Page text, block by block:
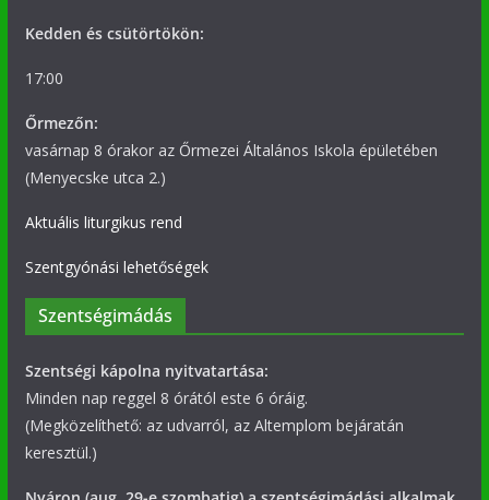
Kedden és csütörtökön:
17:00
Őrmezőn:
vasárnap 8 órakor az Őrmezei Általános Iskola épületében
(Menyecske utca 2.)
Aktuális liturgikus rend
Szentgyónási lehetőségek
Szentségimádás
Szentségi kápolna nyitvatartása:
Minden nap reggel 8 órától este 6 óráig.
(Megközelíthető: az udvarról, az Altemplom bejáratán
keresztül.)